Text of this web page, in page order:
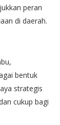
peran
di daerah.
bentuk
strategis
cukup bagi